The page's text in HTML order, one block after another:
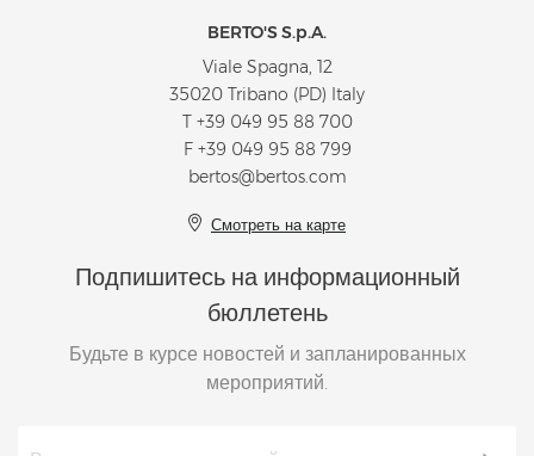
BERTO'S S.p.A.
Viale Spagna, 12
35020 Tribano (PD) Italy
T +39 049 95 88 700
F +39 049 95 88 799
bertos@bertos.com
Смотреть на карте
Подпишитесь на информационный
бюллетень
Будьте в курсе новостей и запланированных
мероприятий.